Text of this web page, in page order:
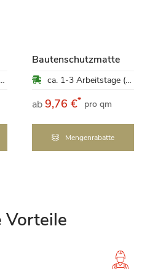
(Mo-Fr)
Bautenschutzmatte
ca. 1-3 Arbeitstage (Mo-Fr)
ab9,76 €* pro qm
Mengenrabatte
Vorteile